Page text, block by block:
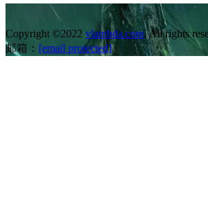
Copyright ©2022 vlambda.com. All rights
邮箱： [email protected]